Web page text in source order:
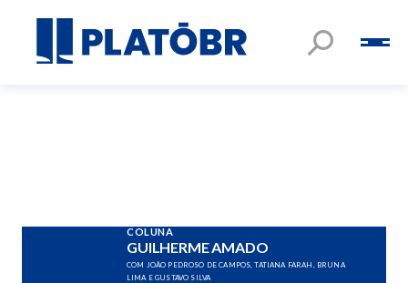
COLUNA
GUILHERME AMADO
COM JOÃO PEDROSO DE CAMPOS, TATIANA FARAH, BRUNA
LIMA E GUSTAVO SILVA